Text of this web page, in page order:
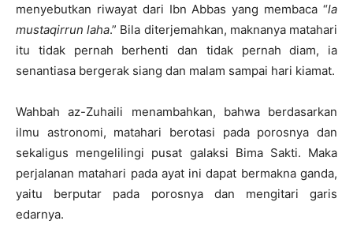
menyebutkan riwayat dari Ibn Abbas yang membaca “la
mustaqirrun laha.” Bila diterjemahkan, maknanya matahari
itu tidak pernah berhenti dan tidak pernah diam, ia
senantiasa bergerak siang dan malam sampai hari kiamat.
Wahbah az-Zuhaili menambahkan, bahwa berdasarkan
ilmu astronomi, matahari berotasi pada porosnya dan
sekaligus mengelilingi pusat galaksi Bima Sakti. Maka
perjalanan matahari pada ayat ini dapat bermakna ganda,
yaitu berputar pada porosnya dan mengitari garis
edarnya.